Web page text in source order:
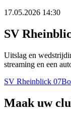
17.05.2026 14:30
SV
Uitslag en
streaming en een
SV Rheinblick 07
Maak uw